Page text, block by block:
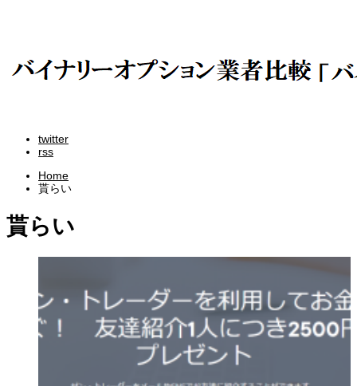
twitter
rss
Home
貰らい
貰らい